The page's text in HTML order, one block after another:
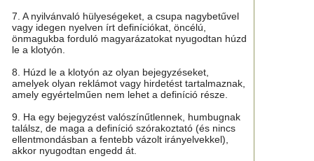
7. A nyilvánvaló hülyeségeket, a csupa nagybetűvel
vagy idegen nyelven írt definíciókat, öncélú,
önmagukba forduló magyarázatokat nyugodtan húzd
le a klotyón.
8. Húzd le a klotyón az olyan bejegyzéseket,
amelyek olyan reklámot vagy hirdetést tartalmaznak,
amely egyértelműen nem lehet a definíció része.
9. Ha egy bejegyzést valószínűtlennek, humbugnak
találsz, de maga a definíció szórakoztató (és nincs
ellentmondásban a fentebb vázolt irányelvekkel),
akkor nyugodtan engedd át.